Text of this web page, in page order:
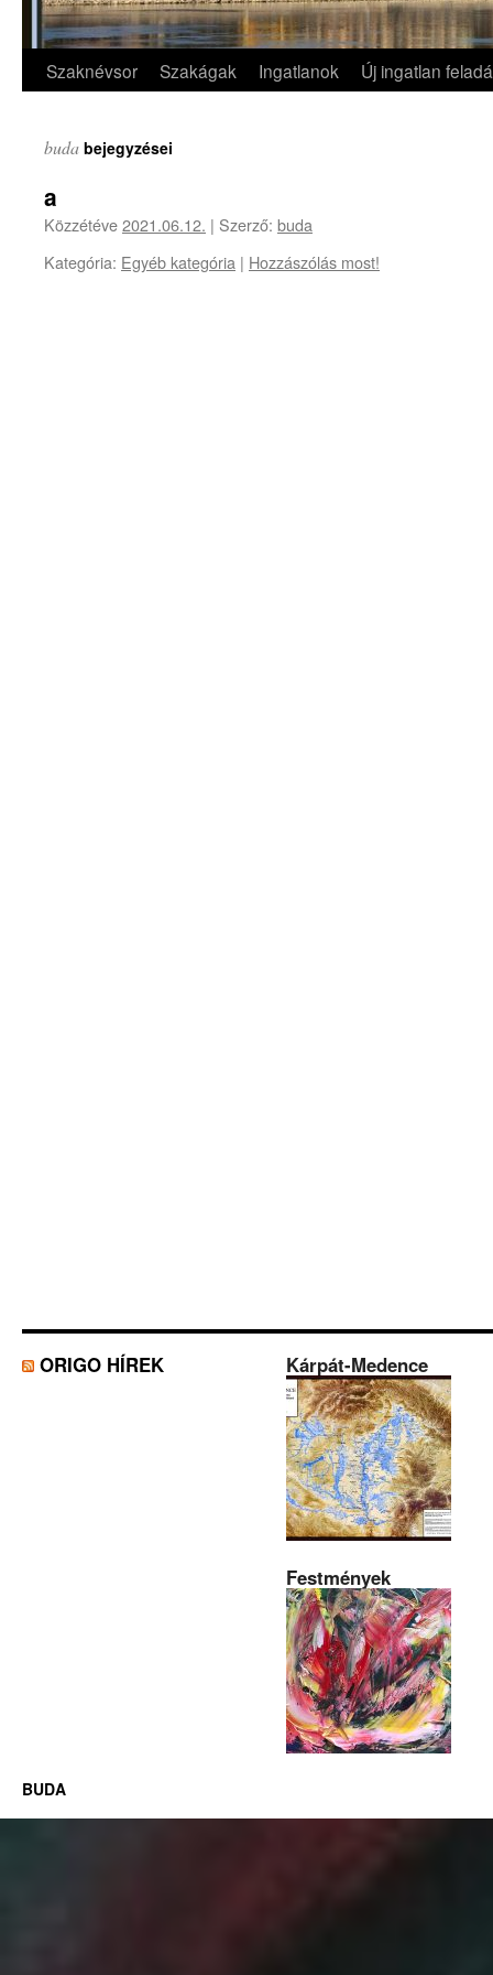
Kilépés
tartalomba
Szaknévsor Szakágak Ingatlanok Új ingatlan
buda bejegyzései
a
Közzétéve2021.06.12. | Szerző: buda
Kategória: Egyéb kategória | Hozzászólás most!
ORIGO HÍREK Kárpát-Medence
Festmények
BUDA